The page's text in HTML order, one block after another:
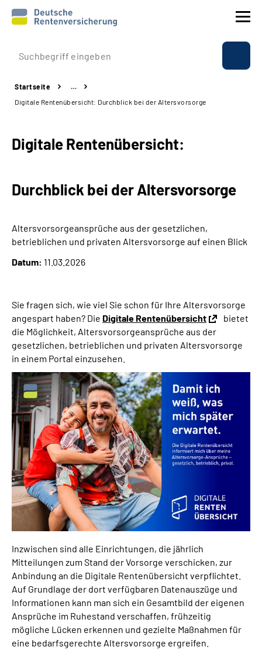
Prävention
Reha
Experten
Über uns & Presse
Online-Services
Language
Inhalte in Gebärdensprache (DGS)
Leichte Sprache
Mein Kundenportal
Startseite
…
Digitale Rentenübersicht: Durchblick bei der Altersvorsorge
Digitale Rentenübersicht:
Durchblick bei der Altersvorsorge
Altersvorsorgeansprüche aus der gesetzlichen,
betrieblichen und privaten Altersvorsorge auf einen Blick
Datum: 11.03.2026
Sie fragen sich, wie viel Sie schon für Ihre Altersvorsorge
angespart haben? Die Digitale Rentenübersicht
bietet
die Möglichkeit, Altersvorsorgeansprüche aus der
gesetzlichen, betrieblichen und privaten Altersvorsorge
in einem Portal einzusehen.
Inzwischen sind alle Einrichtungen, die jährlich
Mitteilungen zum Stand der Vorsorge verschicken, zur
Anbindung an die Digitale Rentenübersicht verpflichtet.
Auf Grundlage der dort verfügbaren Datenauszüge und
Informationen kann man sich ein Gesamtbild der eigenen
Ansprüche im Ruhestand verschaffen, frühzeitig
mögliche Lücken erkennen und gezielte Maßnahmen für
eine bedarfsgerechte Altersvorsorge ergreifen.